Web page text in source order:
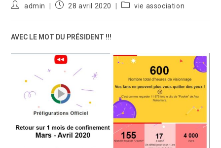
Auteur/autrice
publication :
admin
Publication
28 avril 2020
Postvie association
AVEC LE MOT DU PRÉSIDENT !!!